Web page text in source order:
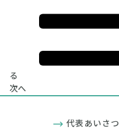
る
次へ
代表あいさつ